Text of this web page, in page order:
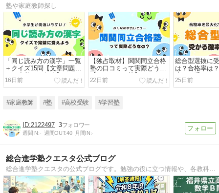
塾や家庭教師探し
「同じ読み方の漢字」一覧
＋クイズ15問【文章問題あ
り／小学3〜6年生】
16日前
【独占取材】関関同立合格
塾の口コミって実際どう？
【オンライン塾】
22日前
総合型選抜に
は？合格率は
違い／受かり
25日前
#家庭教師 #塾 #高校受験 #学習塾
2122497 3
週間IN:- 週間OUT:40 月間IN:-
総合進学塾クエスタ公式ブログ
総合進学塾クエスタの公式ブログです。勉強の役に立つ情報や、各教科の解説記事、福井の教育情報を中心にお届けします。